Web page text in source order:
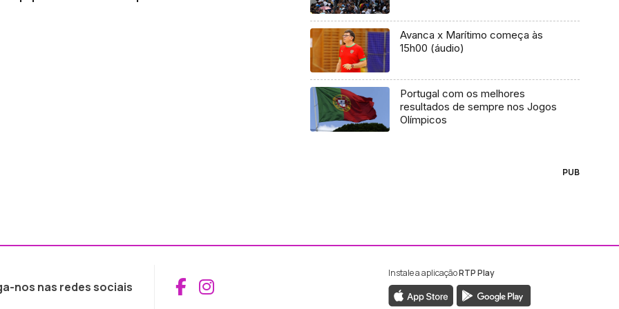
Avanca x Marítimo começa às
15h00 (áudio)
Portugal com os melhores
resultados de sempre nos Jogos
Olímpicos
PUB
nos nas redes sociais Aceder ao Facebook da RTP Madeira
Aceder ao Instagram da RTP Madeira
Instale a aplicaçãoRTP Play